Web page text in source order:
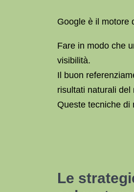
Google è il motore
Fare in modo che
visibilità.
Il buon
risultati naturali del
Queste tecniche di
Le